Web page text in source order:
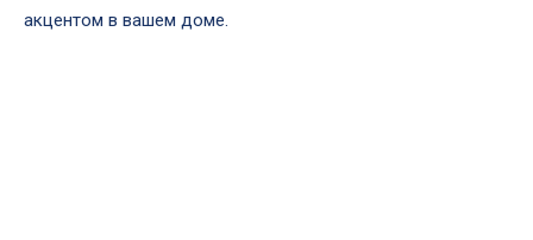
акцентом в вашем доме.